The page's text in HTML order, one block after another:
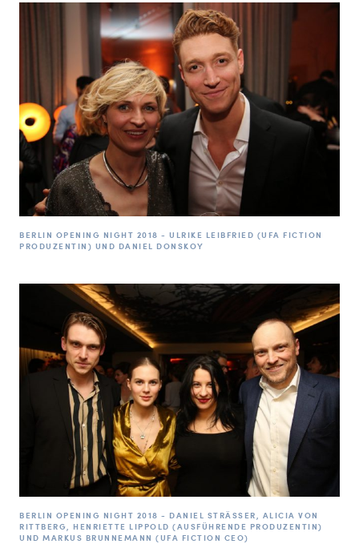
BERLIN OPENING NIGHT 2018 - ULRIKE LEIBFRIED (UFA FICTION
PRODUZENTIN) UND DANIEL DONSKOY
BERLIN OPENING NIGHT 2018 - DANIEL STRÄSSER, ALICIA VON R
ITTBERG, HENRIETTE LIPPOLD (AUSFÜHRENDE PRODUZENTIN) U
ND MARKUS BRUNNEMANN (UFA FICTION CEO)